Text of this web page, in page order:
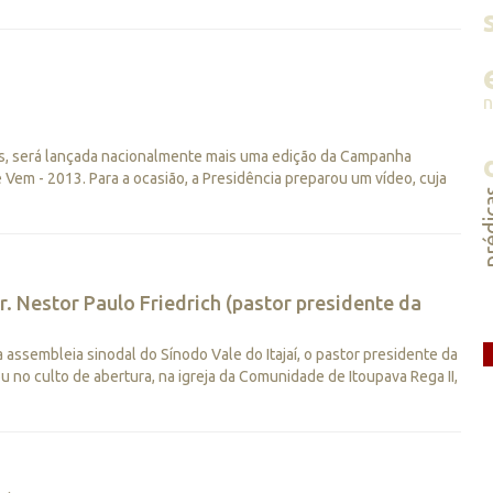
será lançada nacionalmente mais uma edição da Campanha
- 2013. Para a ocasião, a Presidência preparou um vídeo, cuja
Nestor Paulo Friedrich (pastor presidente da
assembleia sinodal do Sínodo Vale do Itajaí, o pastor presidente da
no culto de abertura, na igreja da Comunidade de Itoupava Rega II,